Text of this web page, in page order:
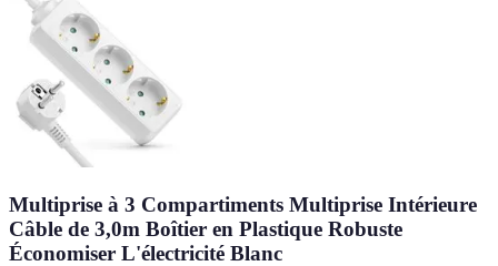
Multiprise à 3 Compartiments Multiprise Intérieure
Câble de 3,0m Boîtier en Plastique Robuste
Économiser L'électricité Blanc